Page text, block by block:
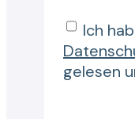
Ich
gelesen